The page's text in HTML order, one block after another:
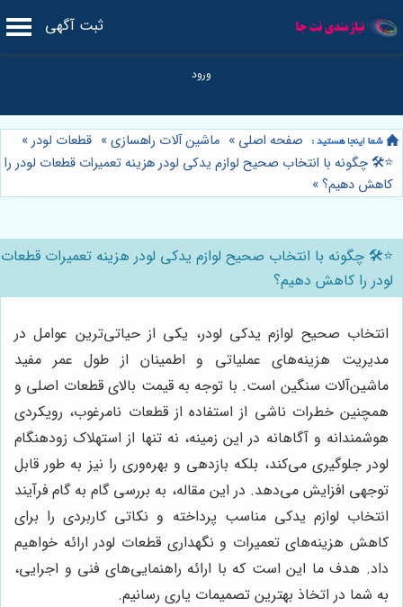
ثبت آگهی
صفحه اصلی » ماشین آلات راهسازی» قطعات لودر»
⭐️🛠️ چگونه با انتخاب صحیح لوازم یدکی لودر هزینه تعمیرات قطعات لودر را
کاهش دهیم؟»
⭐️🛠️ چگونه با انتخاب صحیح لوازم یدکی لودر هزینه تعمیرات قطعات
لودر را کاهش دهیم؟
انتخاب صحیح لوازم یدکی لودر، یکی از حیاتی‌ترین عوامل در
مدیریت هزینه‌های عملیاتی و اطمینان از طول عمر مفید
ماشین‌آلات سنگین است. با توجه به قیمت بالای قطعات اصلی و
همچنین خطرات ناشی از استفاده از قطعات نامرغوب، رویکردی
هوشمندانه و آگاهانه در این زمینه، نه تنها از استهلاک زودهنگام
لودر جلوگیری می‌کند، بلکه بازدهی و بهره‌وری را نیز به طور قابل
توجهی افزایش می‌دهد. در این مقاله، به بررسی گام به گام فرآیند
انتخاب لوازم یدکی مناسب پرداخته و نکاتی کاربردی را برای
کاهش هزینه‌های تعمیرات و نگهداری قطعات لودر ارائه خواهیم
داد. هدف ما این است که با ارائه راهنمایی‌های فنی و اجرایی،
به شما در اتخاذ بهترین تصمیمات یاری رسانیم.